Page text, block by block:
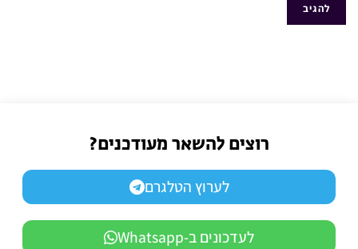
רוצים להשאר מעודכנים?
לערוץ הטלגרם
לעדכונים ב-Whatsapp